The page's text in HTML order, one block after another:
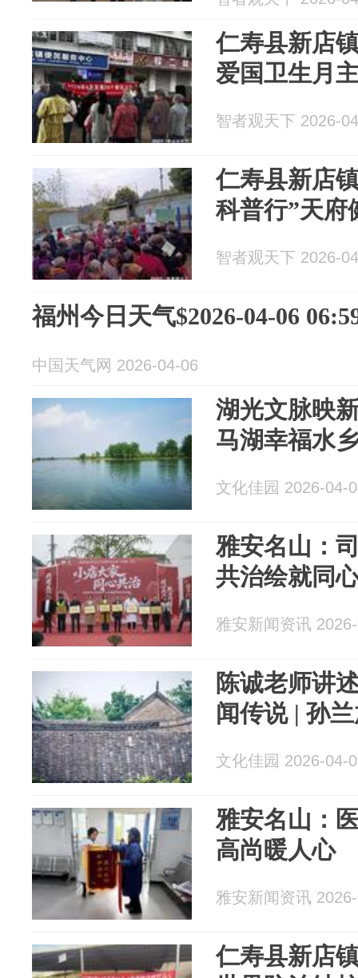
仁寿县新店
爱国卫生月
智者观天下 2026-
仁寿县新店
科普行”天府
智者观天下 2026-
福州今日天气$2026-04-06
中国天气网 2026-04-06
湖光文脉映
马湖幸福水
文化佳园 2026-04-
雅安名山：
共治绘就同
雅安新闻资讯
陈诚老师讲
闻传说 | 孙
文化佳园 2026-04-
雅安名山：
高尚暖人心
雅安新闻资讯
仁寿县新店